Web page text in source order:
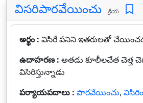
విసరిపారవేయించు క్రియ
అర్థం : విసిరే పనిని ఇతరులతో
ఉదాహరణ : అతడు కూలీలచేత చెత్త
విసిరిస్తున్నాడు
పర్యాయపదాలు : పారవేయించు,